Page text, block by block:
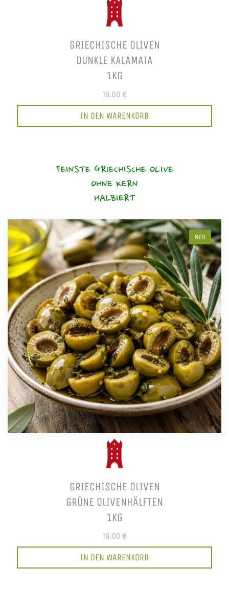
GRIECHISCHE OLIVEN
DUNKLE KALAMATA
1KG
19,00 €
IN DEN WARENKORB
FEINSTE GRIECHISCHE OLIVE
OHNE KERN
HALBIERT
NEU
GRIECHISCHE OLIVEN
GRÜNE OLIVENHÄLFTEN
1KG
19,00 €
IN DEN WARENKORB